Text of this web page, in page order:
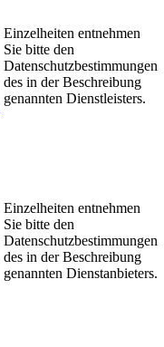
Einzelheiten entnehmen
Sie bitte den
Datenschutzbestimmungen
des in der Beschreibung
genannten Dienstleisters.
Einzelheiten entnehmen
Sie bitte den
Datenschutzbestimmungen
des in der Beschreibung
genannten Dienstanbieters.